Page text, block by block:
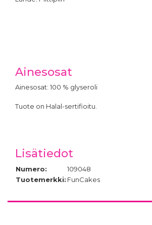
Ainesosat
Ainesosat: 100 % glyseroli
Tuote on Halal-sertifioitu.
Lisätiedot
Numero:
109048
Tuotemerkki: FunCakes